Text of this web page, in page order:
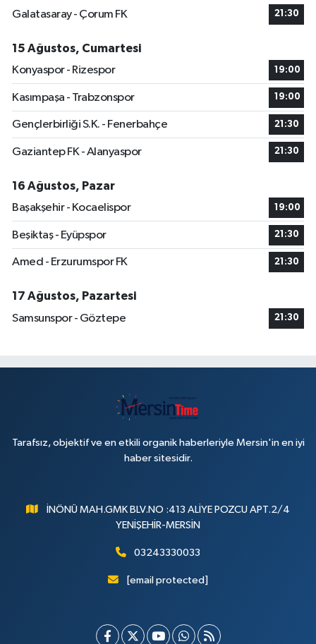
Galatasaray - Çorum FK
21:30
15 Ağustos, Cumartesi
Konyaspor - Rizespor
19:00
Kasımpaşa - Trabzonspor 19:00
Gençlerbirliği S.K. - Fenerbahçe 21:30
Gaziantep FK - Alanyaspor 21:30
16 Ağustos, Pazar
Başakşehir - Kocaelispor
19:00
Beşiktaş - Eyüpspor 21:30
Amed - Erzurumspor FK 21:30
17 Ağustos, Pazartesi
Samsunspor - Göztepe
21:30
Tarafsız, objektif ve en etkili organik haberleriyle Mersin'in en iyi
haber sitesidir.
İNÖNÜ MAH.GMK BLV.NO :413 ALİYE POZCU APT.2/4
YENİŞEHİR-MERSİN
03243330033
[email protected]